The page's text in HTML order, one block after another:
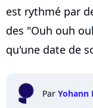
est rythmé par
des "Ouh ouh
qu'une date de
Par Yohann